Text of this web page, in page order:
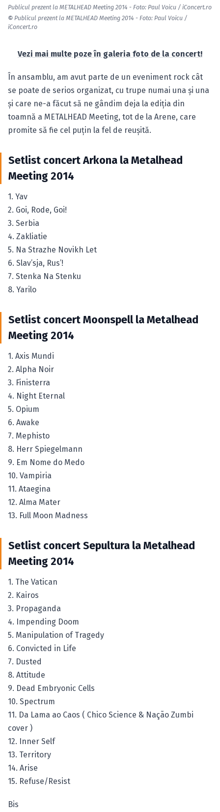
Publicul prezent la METALHEAD Meeting 2014 - Foto: Paul Voicu / iConcert.ro
© Publicul prezent la METALHEAD Meeting 2014 - Foto: Paul Voicu /
iConcert.ro
Vezi mai multe poze în galeria foto de la concert!
În ansamblu, am avut parte de un eveniment rock cât
se poate de serios organizat, cu trupe numai una şi una
şi care ne-a făcut să ne gândim deja la ediţia din
toamnă a METALHEAD Meeting, tot de la Arene, care
promite să fie cel puţin la fel de reuşită.
Setlist concert Arkona la Metalhead
Meeting 2014
1. Yav
2. Goi, Rode, Goi!
3. Serbia
4. Zakliatie
5. Na Strazhe Novikh Let
6. Slav’sja, Rus’!
7. Stenka Na Stenku
8. Yarilo
Setlist concert Moonspell la Metalhead
Meeting 2014
1. Axis Mundi
2. Alpha Noir
3. Finisterra
4. Night Eternal
5. Opium
6. Awake
7. Mephisto
8. Herr Spiegelmann
9. Em Nome do Medo
10. Vampiria
11. Ataegina
12. Alma Mater
13. Full Moon Madness
Setlist concert Sepultura la Metalhead
Meeting 2014
1. The Vatican
2. Kairos
3. Propaganda
4. Impending Doom
5. Manipulation of Tragedy
6. Convicted in Life
7. Dusted
8. Attitude
9. Dead Embryonic Cells
10. Spectrum
11. Da Lama ao Caos ( Chico Science & Nação Zumbi
cover )
12. Inner Self
13. Territory
14. Arise
15. Refuse/Resist
Bis